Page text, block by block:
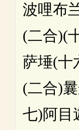
波哩布
(二合)(
萨埵(十
(二合)
七)阿目